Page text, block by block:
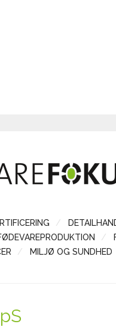
MILJØ OG SUNDHED